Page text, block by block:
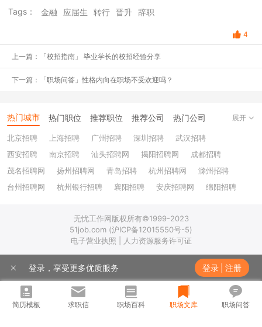
的许多细节已然淡忘，但点开自己的帖子，竟有点想哭，原来你曾经
-为什么选择去银行？
-非我所愿。
对财经毕业的学生来说，银行是个较容易跳进去的坑（不含总行管
培）。
Tags： 金融 应届生 转行 晋升 辞职
4
上一篇：「校招指南」 毕业学长的校招经验分享
下一篇：「职场问答」性格内向在职场不受欢迎吗？
热门城市 热门职位 推荐职位 推荐公司 热门公司
北京招聘 上海招聘 广州招聘 深圳招聘
武汉招聘
西安招聘
南京招聘 汕头招聘网 揭阳招聘网
成都招聘
茂名招聘网
扬州招聘网 青岛招聘 杭州招聘网
滁州招聘
台州招聘网
杭州银行招聘 襄阳招聘 安庆招聘网
绵阳招聘
上饶招聘网
展开
无忧工作网版权所有©1999-2023
51job.com (沪ICP备12015550号-5)
电子营业执照 | 人力资源服务许可证
登录，享受更多优质服务 登录 注册
简历模板 求职信 职场百科 职场文库 职场问答